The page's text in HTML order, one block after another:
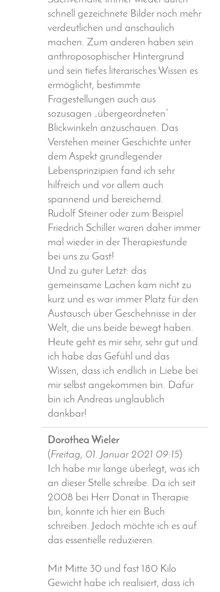
schnell gezeichnete Bilder noch mehr
verdeutlichen und anschaulich
machen. Zum anderen haben sein
anthroposophischer Hintergrund
und sein tiefes literarisches Wissen es
ermöglicht, bestimmte
Fragestellungen auch aus
sozusagen „übergeordneten“
Blickwinkeln anzuschauen. Das
Verstehen meiner Geschichte unter
dem Aspekt grundlegender
Lebensprinzipien fand ich sehr
hilfreich und vor allem auch
spannend und bereichernd.
Rudolf Steiner oder zum Beispiel
Friedrich Schiller waren daher immer
mal wieder in der Therapiestunde
bei uns zu Gast!
Und zu guter Letzt: das
gemeinsame Lachen kam nicht zu
kurz und es war immer Platz für den
Austausch über Geschehnisse in der
Welt, die uns beide bewegt haben.
Heute geht es mir sehr, sehr gut und
ich habe das Gefühl und das
Wissen, dass ich endlich in Liebe bei
mir selbst angekommen bin. Dafür
bin ich Andreas unglaublich
dankbar!
Dorothea Wieler
(Freitag, 01. Januar 2021 09:15)
Ich habe mir lange überlegt, was ich
an dieser Stelle schreibe. Da ich seit
2008 bei Herr Donat in Therapie
bin, könnte ich hier ein Buch
schreiben. Jedoch möchte ich es auf
das essentielle reduzieren.
Mit Mitte 30 und fast 180 Kilo
Gewicht habe ich realisiert, dass ich